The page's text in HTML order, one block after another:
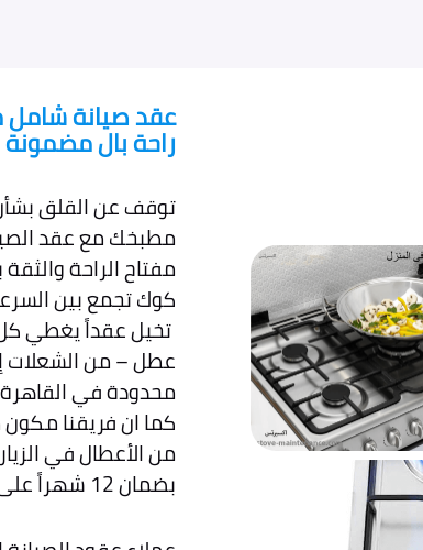
عقد صيانة شامل
راحة بال مضمونة
توقف عن القلق
مطبخك مع عقد
مفتاح الراحة
كوك تجمع بين
عطل – من الشعلات
محدودة في
بضمان 12 شهراً على كل إصلاح.